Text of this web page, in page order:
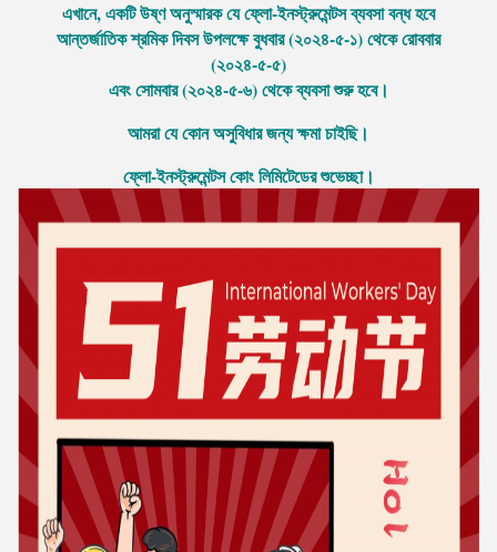
এখানে, একটি উষ্ণ অনুস্মারক যে ফ্লো-ইনস্ট্রুমেন্টস ব্যবসা বন্ধ হবে
আন্তর্জাতিক শ্রমিক দিবস উপলক্ষে বুধবার (২০২৪-৫-১) থেকে রোববার
(২০২৪-৫-৫)
এবং সোমবার (২০২৪-৫-৬) থেকে ব্যবসা শুরু হবে।
আমরা যে কোন অসুবিধার জন্য ক্ষমা চাইছি।
ফ্লো-ইনস্ট্রুমেন্টস কোং লিমিটেডের শুভেচ্ছা।